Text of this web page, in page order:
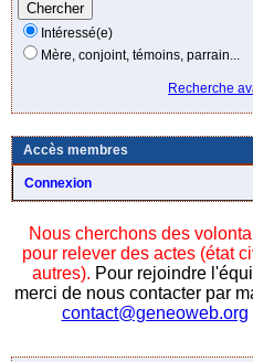
Intéressé(e)
Mère, conjoint, témoins, parrain...
Recherche
Accès membres
Connexion
Nous cherchons des
pour relever des actes (état
autres). Pour rejoindre
merci de nous contacter par
contact@geneoweb.org